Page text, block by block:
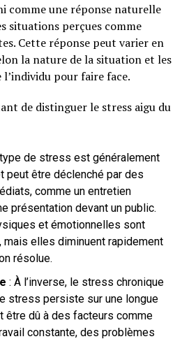
comme une réponse naturelle
situations perçues comme
Cette réponse peut varier en
la nature de la situation et les
pour faire face.
de distinguer le stress aigu du
de stress est généralement
peut être déclenché par des
comme un entretien
présentation devant un public.
et émotionnelles sont
mais elles diminuent rapidement
résolue.
: À l’inverse, le stress chronique
stress persiste sur une longue
être dû à des facteurs comme
constante, des problèmes